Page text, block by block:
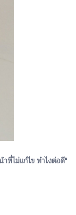
ที่ไม่แก้ไข ทำไงต่อดี"